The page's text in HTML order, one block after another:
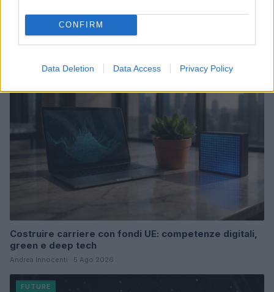
CONFIRM
Data Deletion Data Access Privacy Policy
Israele e Trump
Edoardo Marchesi · 7 Ago 2026
Costruire carriere con fondi UE: competenze digitali,
green e deep tech
Andrea Innocenti · 5 Ago 2026
FUTURE